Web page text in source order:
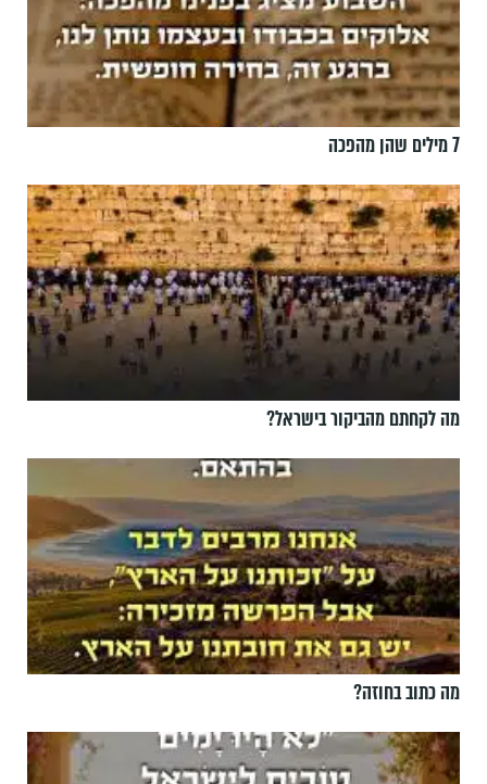
7 מילים שהן מהפכה
מה לקחתם מהביקור בישראל?
מה כתוב בחוזה?